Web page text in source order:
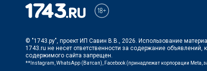
© "1743.ру", проект ИП Савин В.В., 2026. Использование
1743.ru не несет ответственности за содержание
содержимого сайта запрещен.
**Instagram, WhatsApp (Ватсап), Facebook (принадлежат корпорации Meta,